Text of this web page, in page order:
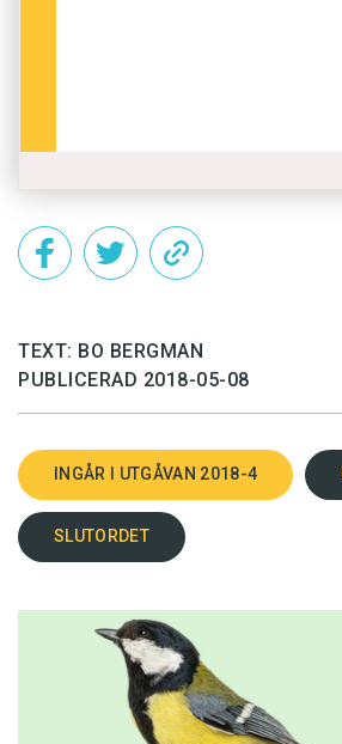
TEXT: BO BERGMAN
PUBLICERAD 2018-05-08
INGÅR I UTGÅVAN 2018-4
SLUTORDET